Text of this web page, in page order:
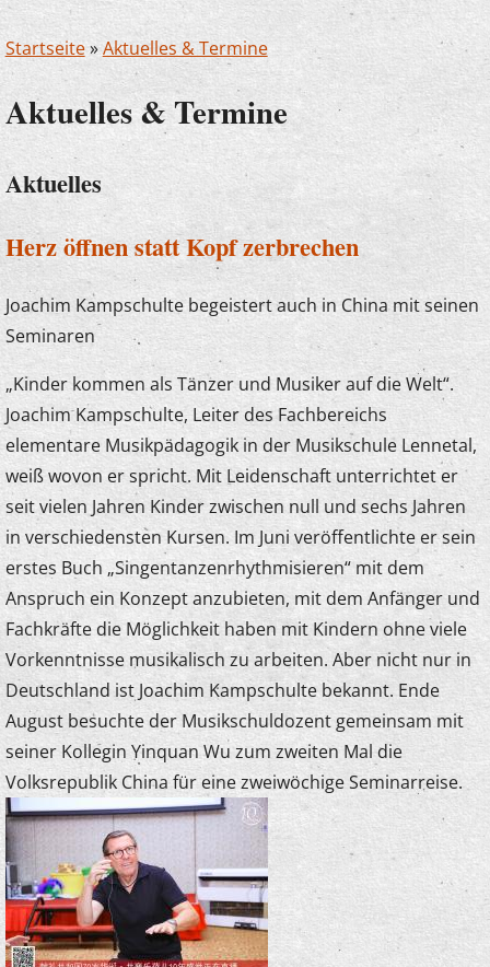
Startseite»Aktuelles & Termine
Aktuelles & Termine
Aktuelles
Herz öffnen statt Kopf zerbrechen
Joachim Kampschulte begeistert auch in China mit seinen
Seminaren
„Kinder kommen als Tänzer und Musiker auf die Welt“.
Joachim Kampschulte, Leiter des Fachbereichs
elementare Musikpädagogik in der Musikschule Lennetal,
weiß wovon er spricht. Mit Leidenschaft unterrichtet er
seit vielen Jahren Kinder zwischen null und sechs Jahren
in verschiedensten Kursen. Im Juni veröffentlichte er sein
erstes Buch „Singentanzenrhythmisieren“ mit dem
Anspruch ein Konzept anzubieten, mit dem Anfänger und
Fachkräfte die Möglichkeit haben mit Kindern ohne viele
Vorkenntnisse musikalisch zu arbeiten. Aber nicht nur in
Deutschland ist Joachim Kampschulte bekannt. Ende
August besuchte der Musikschuldozent gemeinsam mit
seiner Kollegin Yinquan Wu zum zweiten Mal die
Volksrepublik China für eine zweiwöchige Seminarreise.